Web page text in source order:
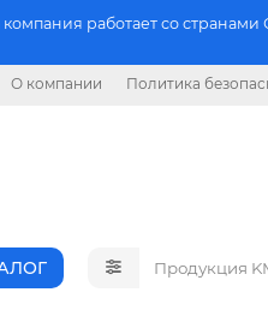
работает со странами
О компании Политика